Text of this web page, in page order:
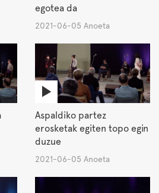
egotea da
2021-06-05 Anoeta
Aspaldiko partez
erosketak egiten topo egin
duzue
2021-06-05 Anoeta